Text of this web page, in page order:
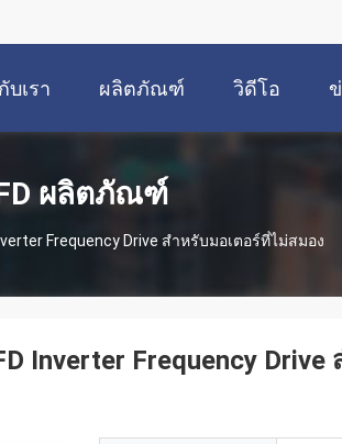
บเรา ผลิตภัณฑ์ วิดีโอ
ผลิตภัณฑ์
Frequency Drive สําหรับมอเตอร์ที่ไม่สมอง
Inverter Frequency Drive